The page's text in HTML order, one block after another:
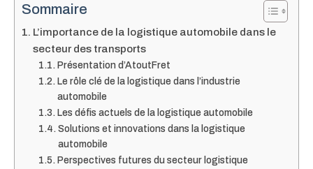
Sommaire
L’importance de la logistique automobile dans le
secteur des transports
Présentation d’AtoutFret
Le rôle clé de la logistique dans l’industrie
automobile
Les défis actuels de la logistique automobile
Solutions et innovations dans la logistique
automobile
Perspectives futures du secteur logistique